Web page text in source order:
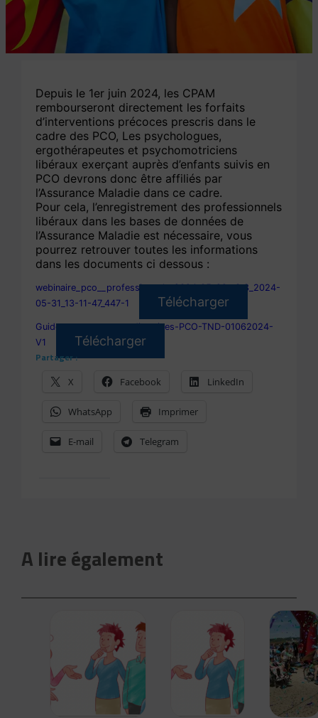
Depuis le 1er juin 2024, les CPAM
rembourseront directement les forfaits
d’interventions précoces prescris dans le
cadre des PCO, Les psychologues,
ergothérapeutes et psychomotriciens
libéraux exerçant auprès d’enfants suivis en
PCO devrons donc être affiliés par
l’Assurance Maladie dans ce cadre.
Pour cela, l’enregistrement des professionnels
libéraux dans les bases de données de
l’Assurance Maladie est nécessaire, vous
pourrez retrouver toutes les informations
dans les documents ci dessous :
webinaire_pco__professionnels_2024_05_29_v3.3_2024-
05-31_13-11-47_447-1
Télécharger
Guide-structures-coordinatrices-PCO-TND-01062024-
V1
Télécharger
Partager :
X Facebook LinkedIn
WhatsApp Imprimer
E-mail Telegram
A lire également